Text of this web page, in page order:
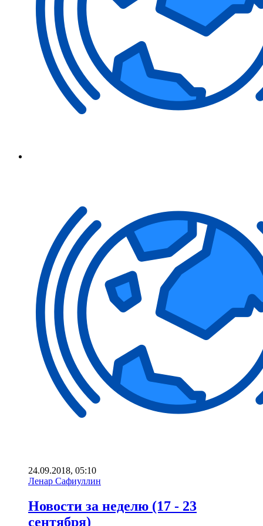
24.09.2018, 05:10
Ленар Сафиуллин
Новости за неделю (17 - 23
сентября)